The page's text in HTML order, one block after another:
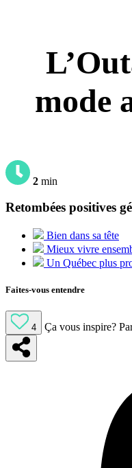
mode
2 min
Retombées positives
Bien dans sa tête
Mieux vivre
Un Québec plus
Faites-vous entendre
4 Ça vous inspire?